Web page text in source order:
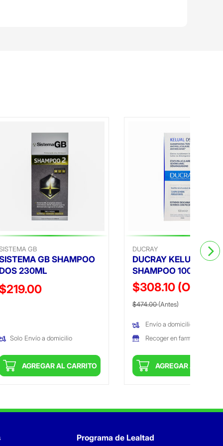
GB
GB SHAMPOO
230ML
reducido de
Solo Envío a domicilio
AGREGAR AL CARRITO
DUCRAY
DUCRAY KELUAL-DS
SHAMPOO 100ML
$308.10 (Oferta)
Precio reducido de
$474.00(Antes)
Envío a domicilio
Recoger en farmacia
AGREGAR AL
Programa de Lealtad